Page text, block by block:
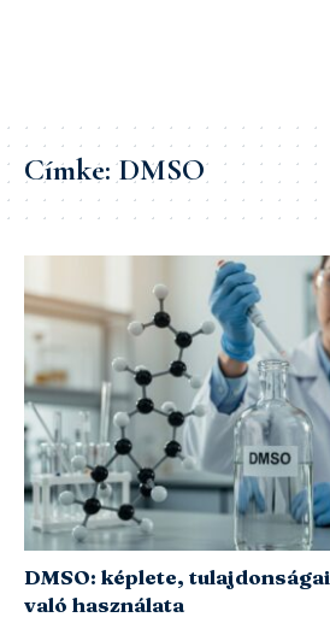
Címke:DMSO
DMSO: képlete,
való használata